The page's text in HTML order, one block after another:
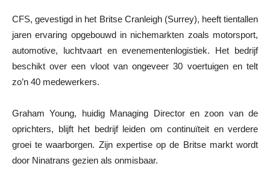
CFS, gevestigd in het Britse Cranleigh (Surrey), heeft tientallen
jaren ervaring opgebouwd in nichemarkten zoals motorsport,
automotive, luchtvaart en evenementenlogistiek. Het bedrijf
beschikt over een vloot van ongeveer 30 voertuigen en telt
zo’n 40 medewerkers.
Graham Young, huidig Managing Director en zoon van de
oprichters, blijft het bedrijf leiden om continuïteit en verdere
groei te waarborgen. Zijn expertise op de Britse markt wordt
door Ninatrans gezien als onmisbaar.